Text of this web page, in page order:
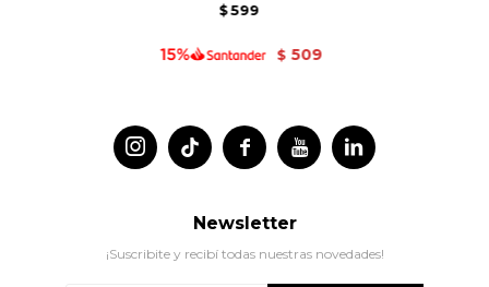
$ 599
$ 509
 
 
Newsletter
¡Suscribite y recibí todas nuestras novedades!